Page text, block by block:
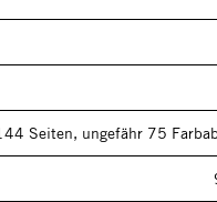
Seiten, ungefähr 75